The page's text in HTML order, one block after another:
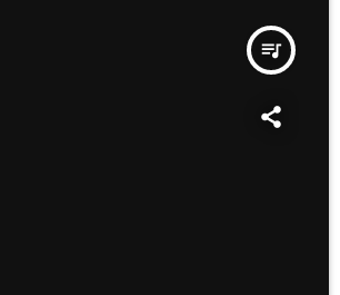
queue_music